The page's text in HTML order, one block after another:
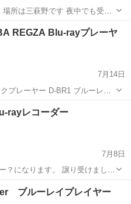
所は三萩野です 夜中でも受け
削除済み。 46時間程度録画可
、レコーダー DMR
REGZA Blu-rayプレーヤ
7月14日
プレーヤー D-BR1 ブルーレイ /
あたり、動作確認等はしてお...
レーヤー、レコーダー
rayレコーダー
7月8日
？になります。 譲り受けました
ただける方よろしくお願いしま
す。 動作確認等はしておりませ
ブルーレイプレイヤー